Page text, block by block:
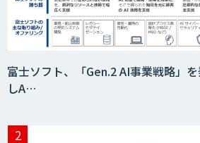
富士ソフト、「Gen.2 AI事業戦略」
しA…